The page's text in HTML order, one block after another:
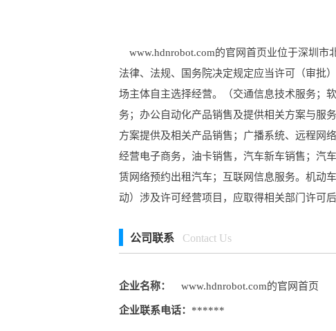
www.hdnrobot.com的官网首页业位于深圳市
法律、法规、国务院决定规定应当许可（审批
场主体自主选择经营。（交通信息技术服务；
务；办公自动化产品销售及提供相关方案与服
方案提供及相关产品销售；广播系统、远程网
经营电子商务，油卡销售，汽车新车销售；汽
赁网络预约出租汽车；互联网信息服务。机动
动）涉及许可经营项目，应取得相关部门许可后
公司联系 Contact Us
企业名称： www.hdnrobot.com的官网首页
企业联系电话： ******